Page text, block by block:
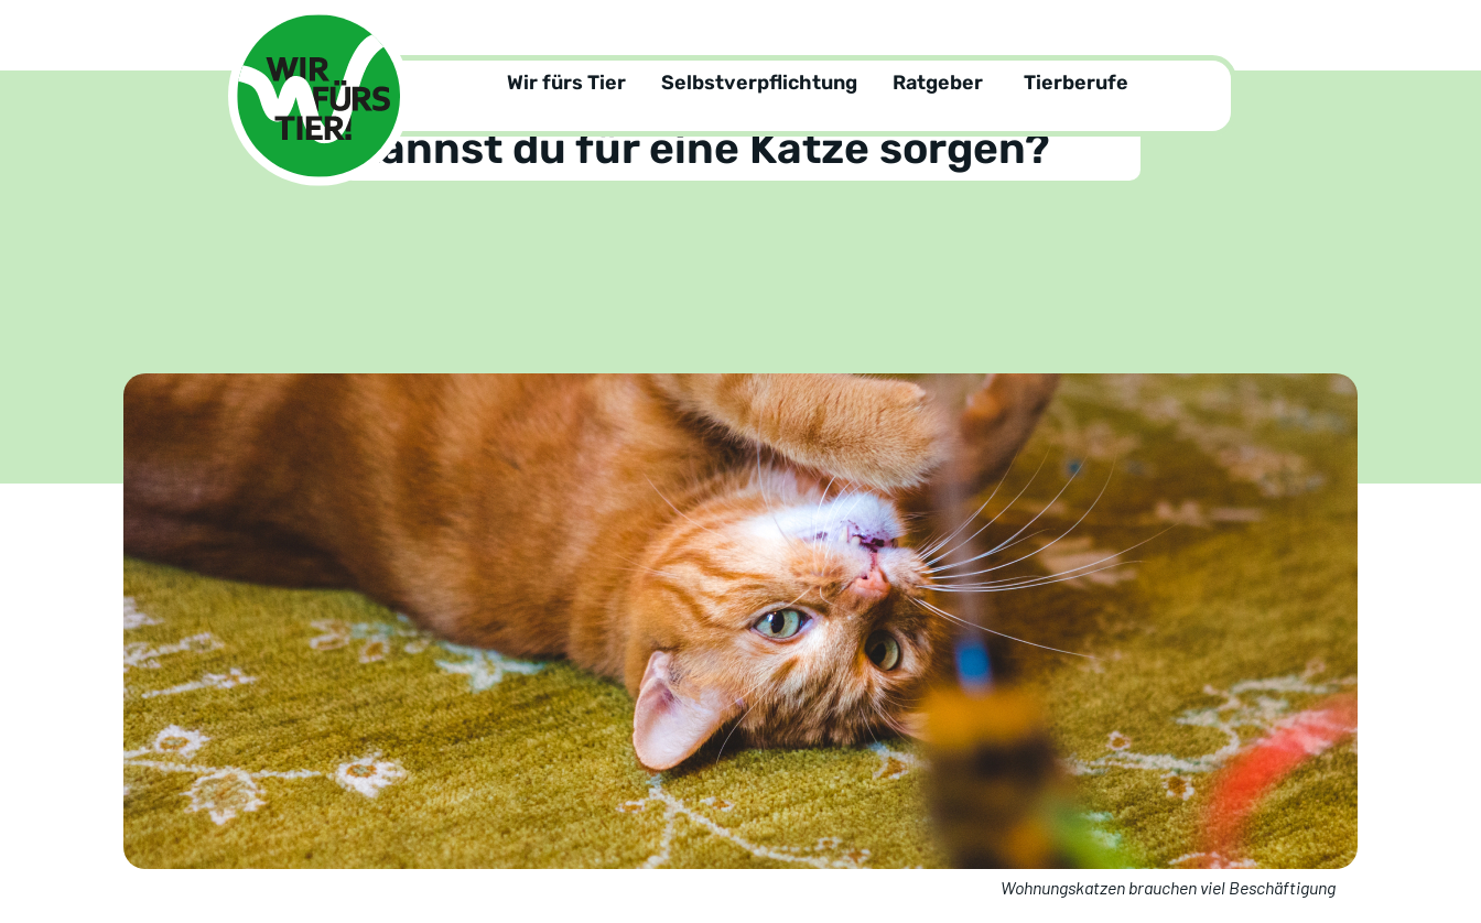
Wir fürs Tier Selbstverpflichtung Ratgeber Tierberufe
Home Ratgeber Welches Heimtier ist für Dich geeignet?
Kannst du für eine Katze sorgen?
Wohnungskatzen brauchen viel Beschäftigung